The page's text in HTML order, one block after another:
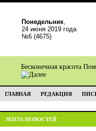
Понедельник,
24 июня 2019 года
№6 (4675)
Бесконечная красота
ГЛАВНАЯ РЕДАКЦИЯ
ЛЕНТА НОВОСТЕЙ